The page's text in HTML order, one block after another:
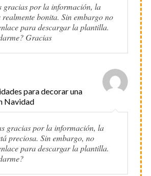
gracias por la información, la
realmente bonita. Sin embargo no
para descargar la plantilla.
Gracias
para decorar una
Navidad
gracias por la información, la
preciosa. Sin embargo, no
para descargar la plantilla.